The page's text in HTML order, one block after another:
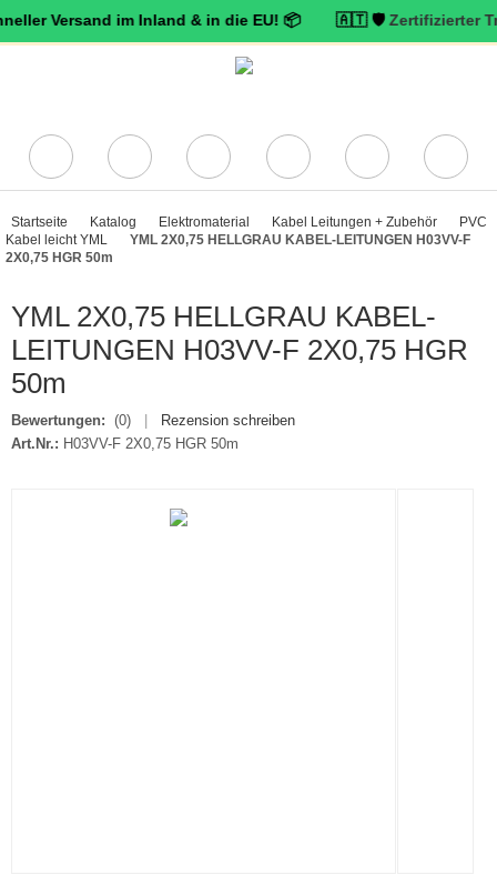
im Inland & in die EU! 📦 🇦🇹 🛡️ Zertifizierter Trusted
Startseite Katalog Elektromaterial Kabel Leitungen + Zubehör
PVC
Kabel leicht YML
YML 2X0,75 HELLGRAU KABEL-LEITUNGEN H03VV-F
2X0,75 HGR 50m
YML 2X0,75 HELLGRAU KABEL-
LEITUNGEN H03VV-F 2X0,75 HGR
50m
Bewertungen: (0)
Rezension schreiben
Art.Nr.: H03VV-F 2X0,75 HGR 50m